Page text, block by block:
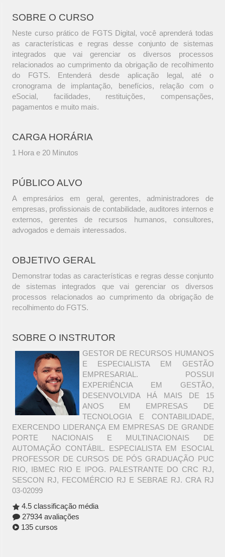
SOBRE O CURSO
Neste curso prático de FGTS Digital, você aprenderá todas
as características e regras desse conjunto de sistemas
integrados que vai gerenciar os diversos processos
relacionados ao cumprimento da obrigação de recolhimento
do FGTS. Entenderá desde aplicação legal, até o
cronograma de implantação, benefícios, relação com o
eSocial, facilidades, restituições, compensações,
pagamentos e muito mais.
CARGA HORÁRIA
1 Hora e 20 Minutos
PÚBLICO ALVO
A empresários em geral, gerentes, administradores de
empresas, profissionais de contabilidade, auditores internos e
externos, gerentes de recursos humanos, consultores,
advogados e demais interessados.
OBJETIVO GERAL
Demonstrar todas as características e regras desse conjunto
de sistemas integrados que vai gerenciar os diversos
processos relacionados ao cumprimento da obrigação de
recolhimento do FGTS.
SOBRE O INSTRUTOR
GESTOR DE RECURSOS HUMANOS
E ESPECIALISTA EM GESTÃO
EMPRESARIAL. POSSUI
EXPERIÊNCIA EM GESTÃO,
DESENVOLVIDA HÁ MAIS DE 15
ANOS EM EMPRESAS DE
TECNOLOGIA E CONTABILIDADE,
EXERCENDO LIDERANÇA EM EMPRESAS DE GRANDE
PORTE NACIONAIS E MULTINACIONAIS DE
AUTOMAÇÃO CONTÁBIL. ESPECIALISTA EM ESOCIAL
PROFESSOR DE CURSOS DE PÓS GRADUAÇÃO PUC
RIO, IBMEC RIO E IPOG. PALESTRANTE DO CRC RJ,
SESCON RJ, FECOMÉRCIO RJ E SEBRAE RJ. CRA RJ
03-02099
4.5 classificação média
27934 avaliações
135 cursos